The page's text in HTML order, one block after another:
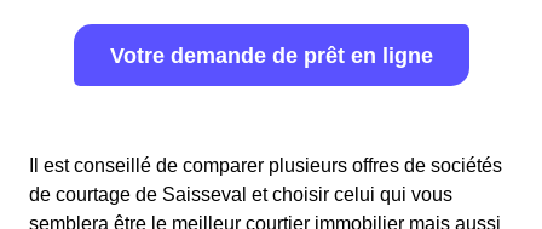
Votre demande de prêt en ligne
Il est conseillé de comparer plusieurs offres de sociétés
de courtage de Saisseval et choisir celui qui vous
semblera être le meilleur courtier immobilier mais aussi